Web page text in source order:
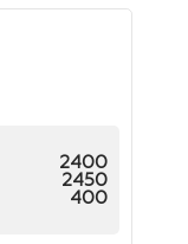
2400
2450
400